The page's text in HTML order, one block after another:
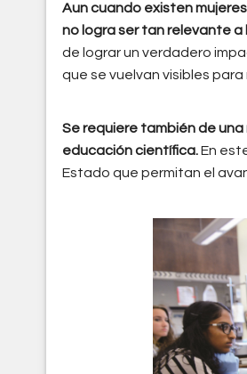
Aun cuando existen
no logra ser tan relevante
de lograr un verdadero
que se vuelvan visibles
Se requiere también de
educación científica.En
Estado que permitan el